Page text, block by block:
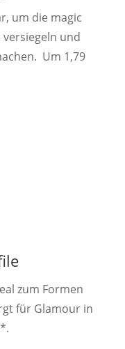
um die magic
und
Um 1,79
zum Formen
für Glamour in